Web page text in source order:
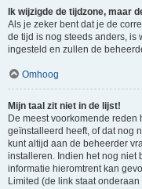
Ik wijzigde de tijdzone, maar
Als je zeker bent dat je de
de tijd is nog steeds anders, is
ingesteld en zullen de
Omhoog
Mijn taal zit niet in de lijst!
De meest voorkomende
geïnstalleerd heeft, of dat nog
kunt altijd aan de beheerder
installeren. Indien het nog niet
informatie hieromtrent kan
Limited (de link staat